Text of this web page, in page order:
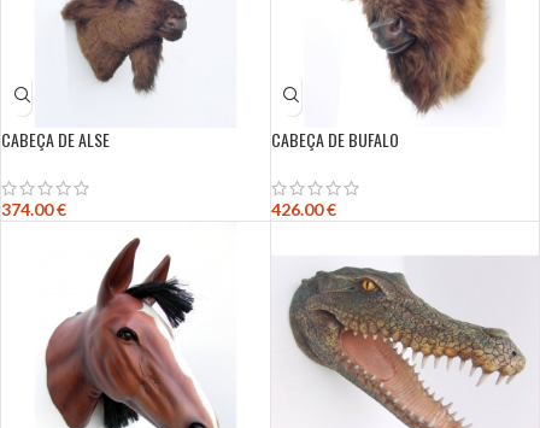
CABEÇA DE ALSE
374.00€
CABEÇA DE BUFALO
426.00€